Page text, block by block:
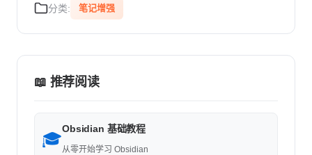
分类:
笔记增强
📖 推荐阅读
🎓
Obsidian 基础教程
从零开始学习 Obsidian